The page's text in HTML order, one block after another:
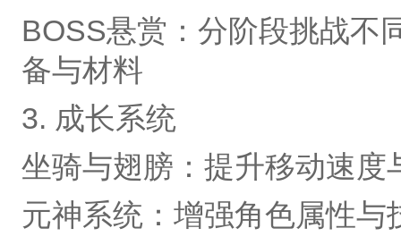
BOSS悬赏‌：分阶段挑战不
备与材料
3. 成长系统
坐骑与翅膀‌：提升移动速度
元神系统‌：增强角色属性与